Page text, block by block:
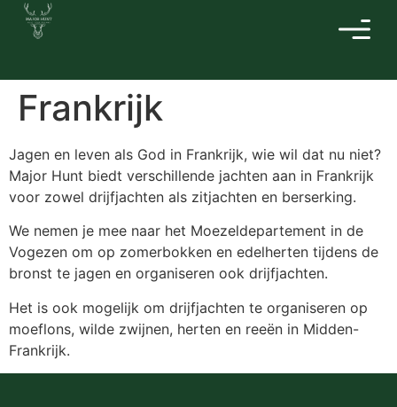
Frankrijk
Jagen en leven als God in Frankrijk, wie wil dat nu niet?
Major Hunt biedt verschillende jachten aan in Frankrijk
voor zowel drijfjachten als zitjachten en berserking.
We nemen je mee naar het Moezeldepartement in de
Vogezen om op zomerbokken en edelherten tijdens de
bronst te jagen en organiseren ook drijfjachten.
Het is ook mogelijk om drijfjachten te organiseren op
moeflons, wilde zwijnen, herten en reeën in Midden-
Frankrijk.